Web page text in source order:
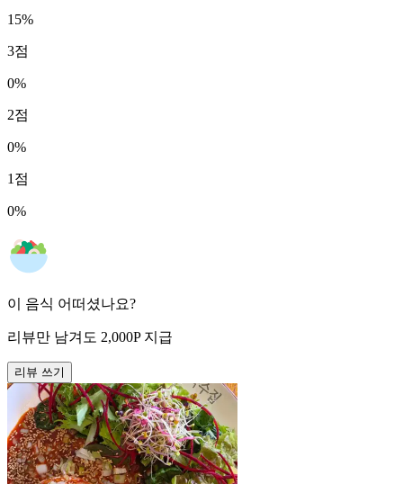
15%
3점
0%
2점
0%
1 점
0%
이 음식 어떠셨나요?
리뷰만 남겨도 2,000P 지급
리뷰 쓰기